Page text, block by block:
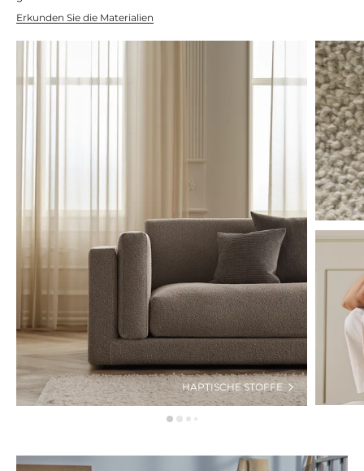
Erkunden Sie die Materialien
HAPTISCHE STOFFE